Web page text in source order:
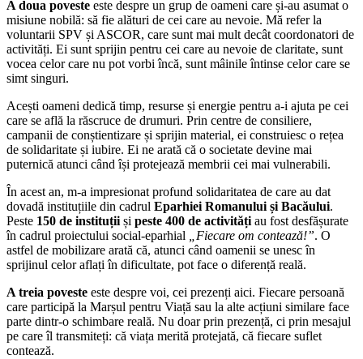
A doua poveste este despre un grup de oameni care și-au asumat o
misiune nobilă: să fie alături de cei care au nevoie. Mă refer la
voluntarii SPV și ASCOR, care sunt mai mult decât coordonatori de
activități. Ei sunt sprijin pentru cei care au nevoie de claritate, sunt
vocea celor care nu pot vorbi încă, sunt mâinile întinse celor care se
simt singuri.
Acești oameni dedică timp, resurse și energie pentru a-i ajuta pe cei
care se află la răscruce de drumuri. Prin centre de consiliere,
campanii de conștientizare și sprijin material, ei construiesc o rețea
de solidaritate și iubire. Ei ne arată că o societate devine mai
puternică atunci când își protejează membrii cei mai vulnerabili.
În acest an, m-a impresionat profund solidaritatea de care au dat
dovadă instituțiile din cadrul Eparhiei Romanului și Bacăului.
Peste 150 de instituțiiși peste 400 de activitățiau fost desfășurate
în cadrul proiectului social-eparhial „Fiecare om contează!”. O
astfel de mobilizare arată că, atunci când oamenii se unesc în
sprijinul celor aflați în dificultate, pot face o diferență reală.
A treia poveste este despre voi, cei prezenți aici. Fiecare persoană
care participă la Marșul pentru Viață sau la alte acțiuni similare face
parte dintr-o schimbare reală. Nu doar prin prezență, ci prin mesajul
pe care îl transmiteți: că viața merită protejată, că fiecare suflet
contează.